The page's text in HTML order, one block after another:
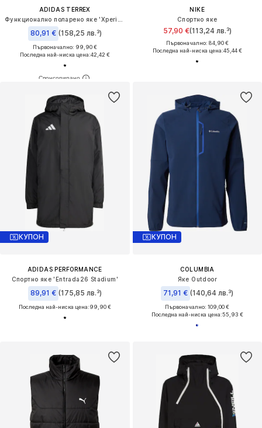
ADIDAS TERREX
80,91 € (158,25 лв.³)
Първоначално: 99,90 €
Последна най-ниска цена:42,42 €
NIKE
Спортно яке
57,90 €(113,24 лв.³)
Първоначално: 84,90 €
Последна най-ниска цена:45,44 €
КУПОН
ADIDAS PERFORMANCE
Спортно яке 'Entrada26 Stadium'
89,91 € (175,85 лв.³)
Последна най-ниска цена:99,90 €
КУПОН
COLUMBIA
Яке Outdoor
71,91 € (140,64 лв.³)
Първоначално: 109,00 €
Последна най-ниска цена:55,93 €